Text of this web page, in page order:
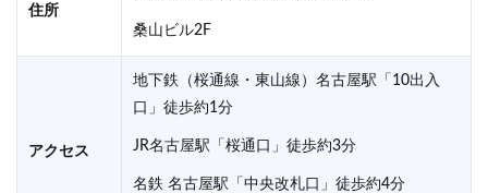
住所
桑山ビル2F
アクセス
地下鉄（桜通線・東山線）名古屋駅「10出入
口」徒歩約1分
JR名古屋駅「桜通口」徒歩約3分
名鉄 名古屋駅「中央改札口」徒歩約4分